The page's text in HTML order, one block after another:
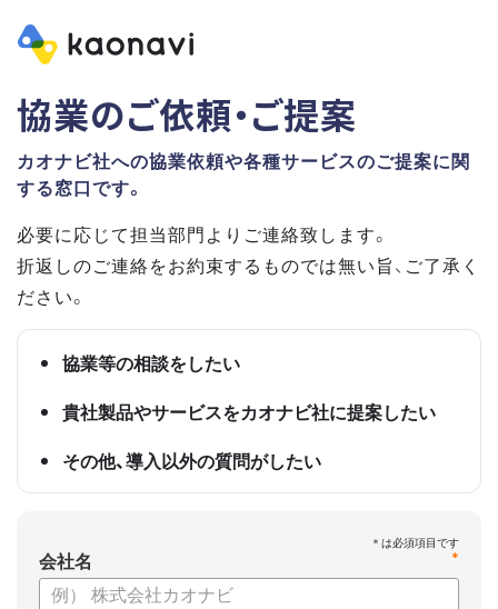
協業のご依頼・ご提案
カオナビ社への協業依頼や各種サービスのご提案に関
する窓口です。
必要に応じて担当部門よりご連絡致します。
折返しのご連絡をお約束するものでは無い旨、ご了承く
ださい。
協業等の相談をしたい
貴社製品やサービスをカオナビ社に提案したい
その他、導入以外の質問がしたい
*
会社名